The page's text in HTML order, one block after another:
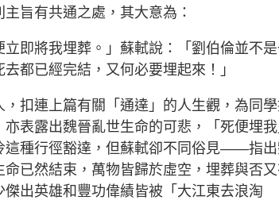
旨有共通之處，其大意為：
即將我埋葬。」蘇軾說：「劉伯倫並不
都已經完結，又何必要埋起來！」
扣連上篇有關「通達」的人生觀，為同
表露出魏晉亂世生命的可悲，「死便埋我
這種行徑豁達，但蘇軾卻不同俗見——指出
已然結束，萬物皆歸於虛空，埋葬與否
出英雄和豐功偉績皆被「大江東去浪淘